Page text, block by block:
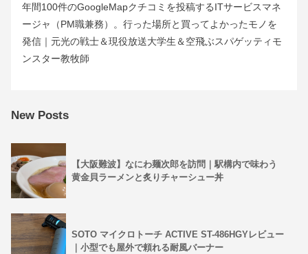
年間100件のGoogleMapクチコミを投稿するITサービスマネ
ージャ（PM職兼務）。行った場所と買ってよかったモノを
発信｜元光の戦士＆現役放送大学生＆空飛ぶスパゲッティモ
ンスター教牧師
New Posts
【大阪難波】なにわ麺次郎を訪問｜駅構内で味わう
黄金貝ラーメンと炙りチャーシュー丼
SOTO マイクロトーチ ACTIVE ST-486HGYレビュー
｜小型でも屋外で頼れる耐風バーナー